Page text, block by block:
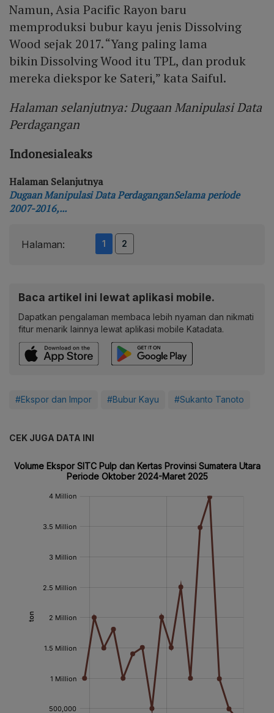
Namun, Asia Pacific Rayon baru
memproduksi bubur kayu jenis Dissolving
Wood sejak 2017. “Yang paling lama
bikin Dissolving Wood itu TPL, dan produk
mereka diekspor ke Sateri,” kata Saiful.
Halaman selanjutnya: Dugaan Manipulasi Data
Perdagangan
Indonesialeaks
Halaman Selanjutnya
Dugaan Manipulasi Data PerdaganganSelama periode
2007-2016,...
Halaman: 1 2
Baca artikel ini lewat aplikasi mobile.
Dapatkan pengalaman membaca lebih nyaman dan nikmati
fitur menarik lainnya lewat aplikasi mobile Katadata.
#Ekspor dan Impor #Bubur Kayu #Sukanto Tanoto
CEK JUGA DATA INI